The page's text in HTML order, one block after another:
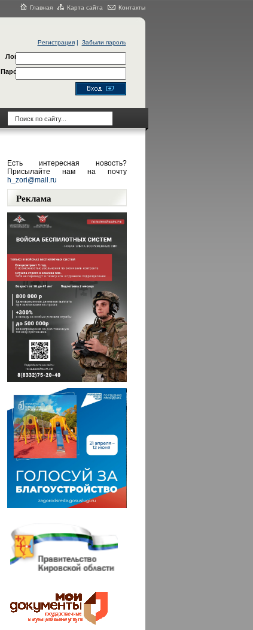
Главная Карта сайта Контакты
Регистрация| Забыли пароль
Логин
Пароль
Есть интересная новость?
Присылайте нам на почту
h_zori@mail.ru
Реклама